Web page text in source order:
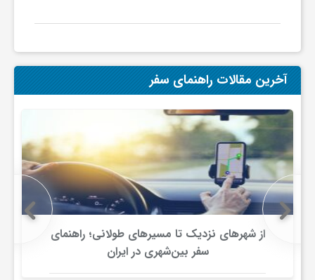
آخرین مقالات راهنمای سفر
از شهرهای نزدیک تا مسیرهای طولانی؛ راهنمای
سفر بین‌شهری در ایران